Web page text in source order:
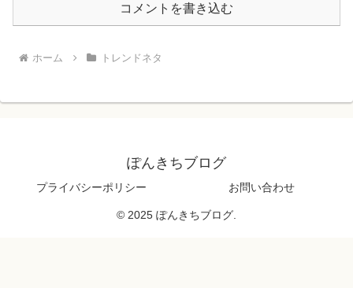
コメントを書き込む
ホーム トレンドネタ
ぽんきちブログ
プライバシーポリシー お問い合わせ
© 2025 ぽんきちブログ.